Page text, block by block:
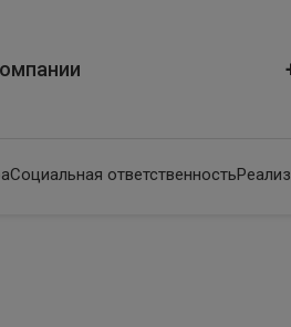
Социальная ответственность